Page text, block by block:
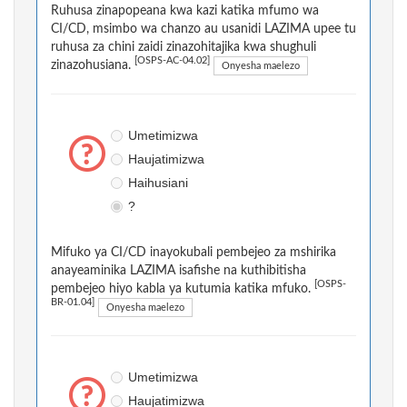
Ruhusa zinapopeana kwa kazi katika mfumo wa
CI/CD, msimbo wa chanzo au usanidi LAZIMA upee tu
ruhusa za chini zaidi zinazohitajika kwa shughuli
zinazohusiana.
[OSPS-AC-04.02] Onyesha maelezo
Umetimizwa
Haujatimizwa
Haihusiani
?
Mifuko ya CI/CD inayokubali pembejeo za mshirika
anayeaminika LAZIMA isafishe na kuthibitisha
pembejeo hiyo kabla ya kutumia katika mfuko.
[OSPS-
BR-01.04] Onyesha maelezo
Umetimizwa
Haujatimizwa